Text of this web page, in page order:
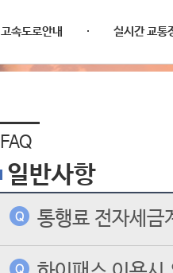
고속도로안내 실시간 교통
FAQ
일반사항
통행료 전자세금